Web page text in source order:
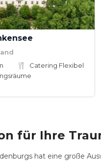
Catering Flexibel
für Ihre
hat eine große